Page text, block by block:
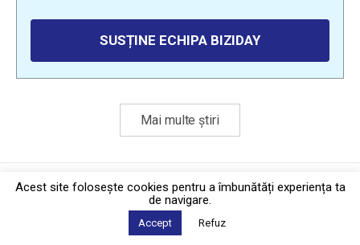
SUSȚINE ECHIPA BIZIDAY
Mai multe știri
Politica de confidențialitate·Contact
2026 © Biziday
Acest site foloseşte cookies pentru a îmbunătăți experiența ta
de navigare.
Accept Refuz